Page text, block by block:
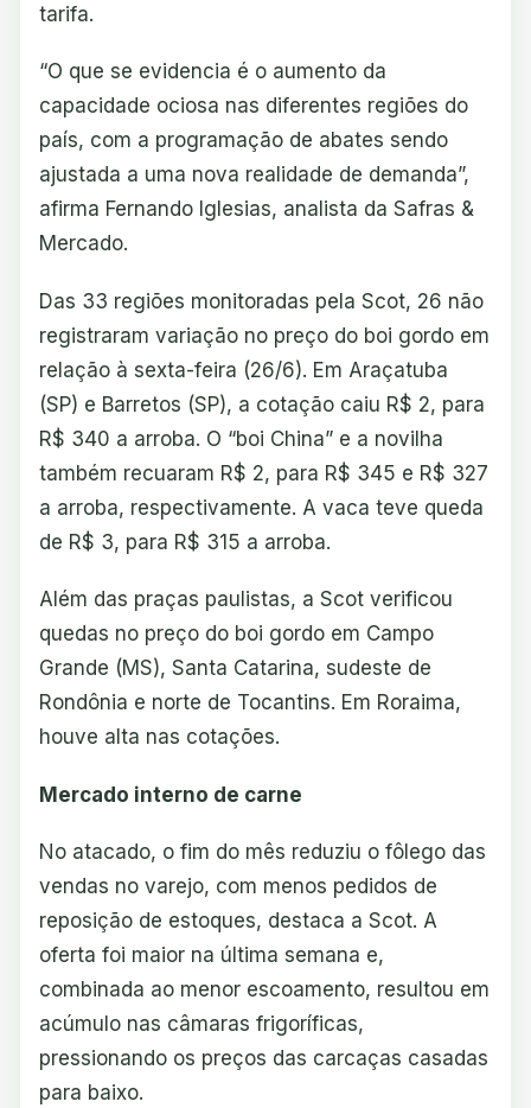
tarifa.
“O que se evidencia é o aumento da
capacidade ociosa nas diferentes regiões do
país, com a programação de abates sendo
ajustada a uma nova realidade de demanda”,
afirma Fernando Iglesias, analista da Safras &
Mercado.
Das 33 regiões monitoradas pela Scot, 26 não
registraram variação no preço do boi gordo em
relação à sexta-feira (26/6). Em Araçatuba
(SP) e Barretos (SP), a cotação caiu R$ 2, para
R$ 340 a arroba. O “boi China” e a novilha
também recuaram R$ 2, para R$ 345 e R$ 327
a arroba, respectivamente. A vaca teve queda
de R$ 3, para R$ 315 a arroba.
Além das praças paulistas, a Scot verificou
quedas no preço do boi gordo em Campo
Grande (MS), Santa Catarina, sudeste de
Rondônia e norte de Tocantins. Em Roraima,
houve alta nas cotações.
Mercado interno de carne
No atacado, o fim do mês reduziu o fôlego das
vendas no varejo, com menos pedidos de
reposição de estoques, destaca a Scot. A
oferta foi maior na última semana e,
combinada ao menor escoamento, resultou em
acúmulo nas câmaras frigoríficas,
pressionando os preços das carcaças casadas
para baixo.